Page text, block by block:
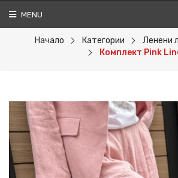
ВАШАТА КОЛИЧКА Е
ПОРЪЧАЙ
Регистрация
MENU
Начало Категории
Ленени
Комплект Pink